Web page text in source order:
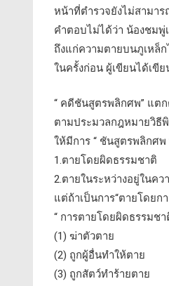
หน้าที่ตำรวจยังไม่สามา
คำตอบไม่ได้ว่า น้องชม
ถึงแก่ความตายบนภูเหล็
ในครั้งก่อน ผู้เขียนได้เขี
“ คดีชันสูตรพลิกศพ” แตก
ตามประมวลกฎหมายวิธี
ให้มีการ “ ชันสูตรพลิกศ
1.ตายโดยผิดธรรมชาติ
2.ตายในระหว่างอยู่ในค
แต่ถ้าเป็นการ“ตายโดย
“ การตายโดยผิดธรรมชา
(1) ฆ่าตัวตาย
(2) ถูกผู้อื่นทำให้ตาย
(3) ถูกสัตว์ทำร้ายตาย